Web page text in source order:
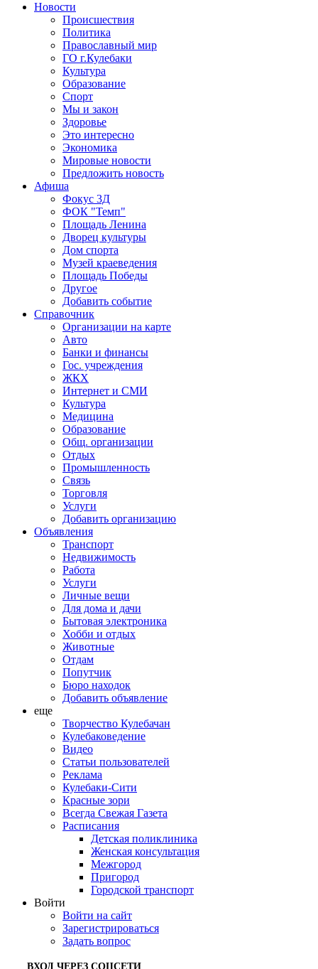
Новости
Происшествия
Политика
Православный мир
ГО г.Кулебаки
Культура
Образование
Спорт
Мы и закон
Здоровье
Это интересно
Экономика
Мировые новости
Предложить новость
Афиша
Фокус 3Д
ФОК "Темп"
Площадь Ленина
Дворец культуры
Дом спорта
Музей краеведения
Площадь Победы
Другое
Добавить событие
Справочник
Организации на карте
Авто
Банки и финансы
Гос. учреждения
ЖКХ
Интернет и СМИ
Культура
Медицина
Образование
Общ. организации
Отдых
Промышленность
Связь
Торговля
Услуги
Добавить организацию
Объявления
Транспорт
Недвижимость
Работа
Услуги
Личные вещи
Для дома и дачи
Бытовая электроника
Хобби и отдых
Животные
Отдам
Попутчик
Бюро находок
Добавить объявление
еще
Творчество Кулебачан
Кулебаковедение
Видео
Статьи пользователей
Реклама
Кулебаки-Сити
Красные зори
Всегда Свежая Газета
Расписания
Детская поликлиника
Женская консультация
Межгород
Пригород
Городской транспорт
Войти
Войти на сайт
Зарегистрироваться
Задать вопрос
ВХОД ЧЕРЕЗ СОЦСЕТИ